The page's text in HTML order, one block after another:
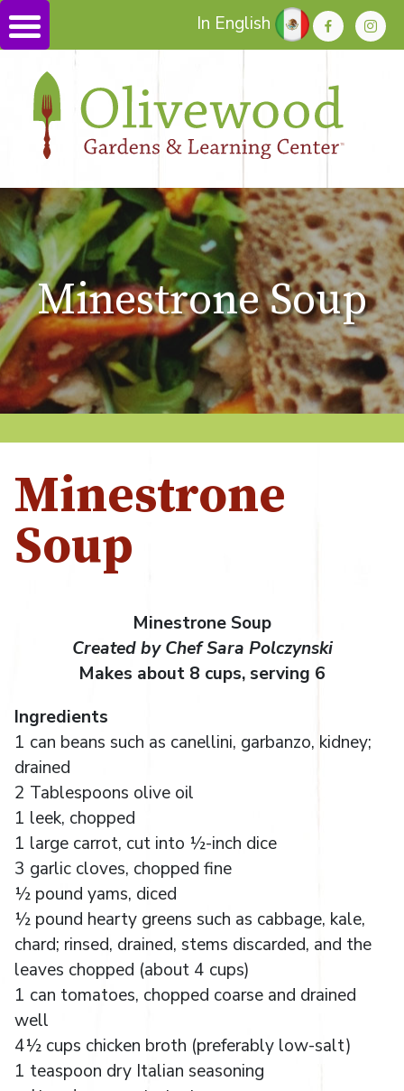
In English
Minestrone Soup
Minestrone
Soup
Minestrone Soup
Created by Chef Sara Polczynski
Makes about 8 cups, serving 6
Ingredients
1 can beans such as canellini, garbanzo, kidney;
drained
2 Tablespoons olive oil
1 leek, chopped
1 large carrot, cut into ½-inch dice
3 garlic cloves, chopped fine
½ pound yams, diced
½ pound hearty greens such as cabbage, kale,
chard; rinsed, drained, stems discarded, and the
leaves chopped (about 4 cups)
1 can tomatoes, chopped coarse and drained
well
4½ cups chicken broth (preferably low-salt)
1 teaspoon dry Italian seasoning